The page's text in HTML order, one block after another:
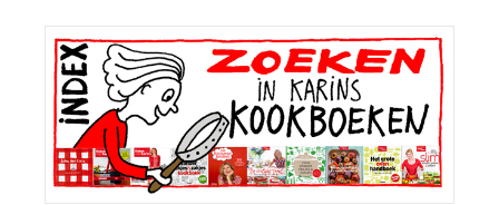
Primaire
Sidebar